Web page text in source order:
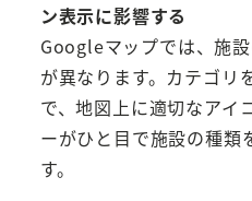
ン表示に影響する
Googleマップでは、施
が異なります。カテゴリ
で、地図上に適切なアイ
ーがひと目で施設の種類
す。